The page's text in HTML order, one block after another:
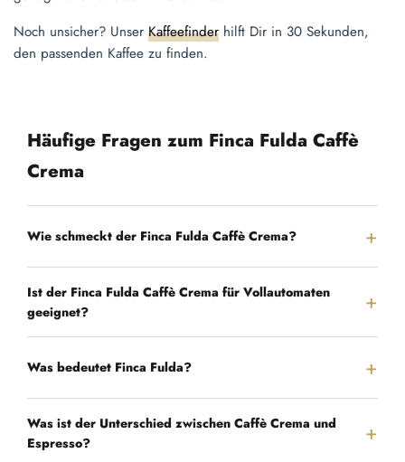
Noch unsicher? Unser Kaffeefinder hilft Dir in 30 Sekunden,
den passenden Kaffee zu finden.
Häufige Fragen zum Finca Fulda Caffè
Crema
Wie schmeckt der Finca Fulda Caffè Crema?
Ist der Finca Fulda Caffè Crema für Vollautomaten
geeignet?
Was bedeutet Finca Fulda?
Was ist der Unterschied zwischen Caffè Crema und
Espresso?